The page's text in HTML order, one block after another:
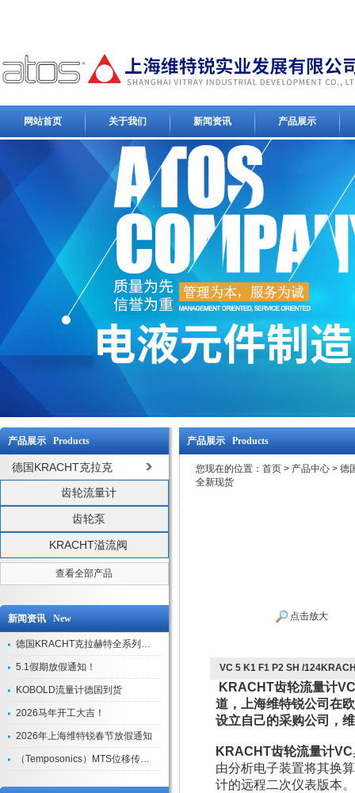
网站首页 关于我们 新闻资讯 产品展示
产品展示 Products
德国KRACHT克拉克
齿轮流量计
齿轮泵
KRACHT溢流阀
查看全部产品
新闻资讯 New
德国KRACHT克拉赫特全系列现货库存
5.1假期放假通知！
KOBOLD流量计德国到货
2026马年开工大吉！
2026年上海维特锐春节放假通知
（Temposonics）MTS位移传感器现货库存型号
产品展示 Products
您现在的位置： 首页 > 产品中心 > 德
全新现货
点击放大
VC 5 K1 F1 P2 SH /
KRACHT齿轮流量计
道，上海维特锐公司在
设立自己的采购公司，
KRACHT齿轮流量计VC
由分析电子装置将其换
计的远程二次仪表版本。